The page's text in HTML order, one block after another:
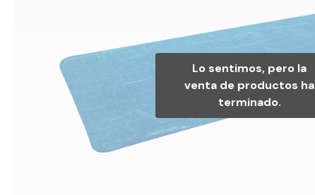
Lo sentimos, pero la
venta de productos ha
terminado.